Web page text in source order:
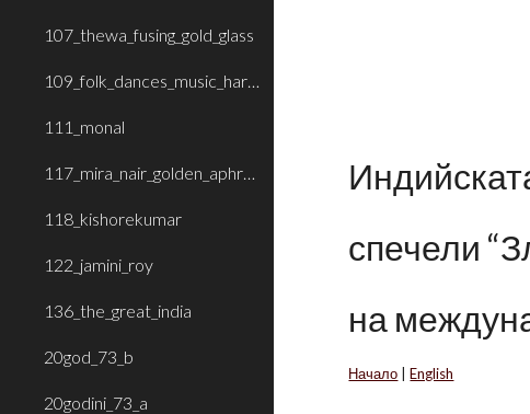
107_thewa_fusing_gold_glass
109_folk_dances_music_haryana_rajasthan
111_monal
117_mira_nair_golden_aphrodite
118_kishorekumar
122_jamini_roy
136_the_great_india
20god_73_b
20godini_73_a
спечели
на
Начало English